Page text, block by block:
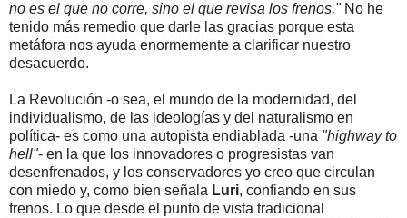
no es el que no corre, sino el que revisa los frenos." No he
tenido más remedio que darle las gracias porque esta
metáfora nos ayuda enormemente a clarificar nuestro
desacuerdo.
La Revolución -o sea, el mundo de la modernidad, del
individualismo, de las ideologías y del naturalismo en
política- es como una autopista endiablada -una "highway to
hell"- en la que los innovadores o progresistas van
desenfrenados, y los conservadores yo creo que circulan
con miedo y, como bien señala Luri, confiando en sus
frenos. Lo que desde el punto de vista tradicional